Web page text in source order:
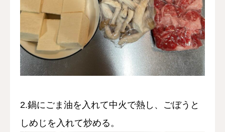
2.鍋にごま油を入れて中火で熱し、ごぼうと
しめじを入れて炒める。